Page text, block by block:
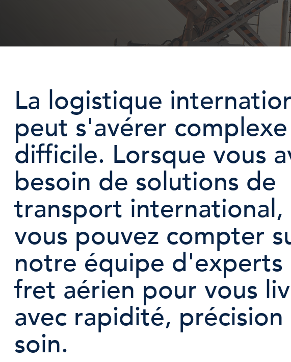
La logistique
peut s'avérer
difficile. Lorsque vous
besoin de solutions de
transport international,
vous pouvez compter
notre équipe d'experts
fret aérien pour vous
avec rapidité,
soin.